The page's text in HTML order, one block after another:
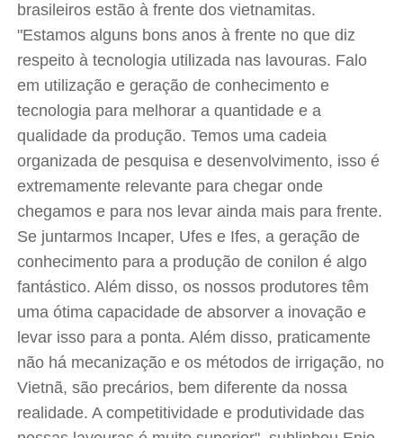
brasileiros estão à frente dos vietnamitas.
"Estamos alguns bons anos à frente no que diz
respeito à tecnologia utilizada nas lavouras. Falo
em utilização e geração de conhecimento e
tecnologia para melhorar a quantidade e a
qualidade da produção. Temos uma cadeia
organizada de pesquisa e desenvolvimento, isso é
extremamente relevante para chegar onde
chegamos e para nos levar ainda mais para frente.
Se juntarmos Incaper, Ufes e Ifes, a geração de
conhecimento para a produção de conilon é algo
fantástico. Além disso, os nossos produtores têm
uma ótima capacidade de absorver a inovação e
levar isso para a ponta. Além disso, praticamente
não há mecanização e os métodos de irrigação, no
Vietnã, são precários, bem diferente da nossa
realidade. A competitividade e produtividade das